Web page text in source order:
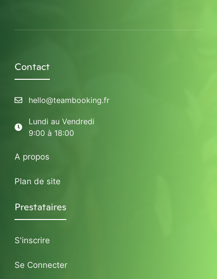
Contact
hello@teambooking.fr
Lundi au Vendredi
9:00 à 18:00
A propos
Plan de site
Prestataires
S'inscrire
Se Connecter